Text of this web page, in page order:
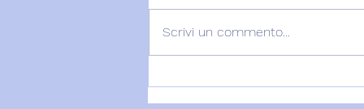
Scrivi un commento...